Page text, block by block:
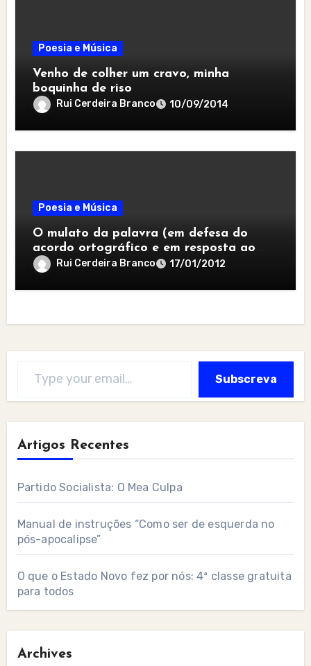
Poesia e Música
Venho de colher um cravo, minha
boquinha de riso
Rui Cerdeira Branco 10/09/2014
Poesia e Música
O mulato da palavra (em defesa do
acordo ortográfico e em resposta ao
jeito de desgarrada)
Rui Cerdeira Branco 17/01/2012
Subscreva
Artigos Recentes
Partido Socialista: O Mea Culpa
Manual de instruções “Como ser de esquerda no
pós-apocalipse”
O que o Estado Novo fez por nós: 4ª classe gratuita
para todos
Archives